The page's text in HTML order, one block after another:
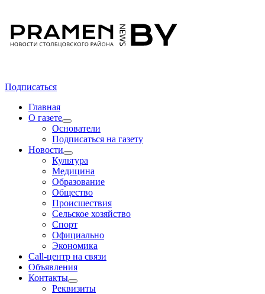
Подписаться
Главная
О газете
Основатели
Подписаться на газету
Новости
Культура
Медицина
Образование
Общество
Происшествия
Сельское хозяйство
Спорт
Официально
Экономика
Call-центр на связи
Объявления
Контакты
Реквизиты